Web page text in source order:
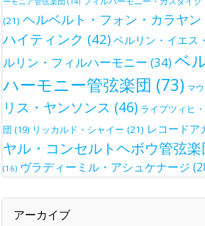
(21) ヘルベルト・フォン・カラヤン
ハイティンク (42) ベルリン・イエス
ルリン・フィルハーモニー (34)ベ
ハーモニー管弦楽団 (73) マ
リス・ヤンソンス (46) ライプツィヒ
団 (19) リッカルド・シャイー (21) レコードア
ヤル・コンセルトヘボウ管弦楽
(16) ヴラディーミル・アシュケナージ
アーカイブ